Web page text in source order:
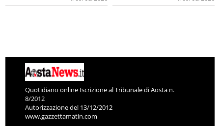
Quotidiano online Iscrizione al Tribunale di Aosta n.
8/2012
Autorizzazione del 13/12/2012
www.gazzettamatin.com